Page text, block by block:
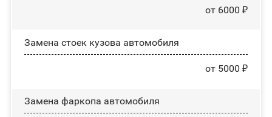
от 6000 ₽
Замена стоек кузова автомобиля
от 5000 ₽
Замена фаркопа автомобиля